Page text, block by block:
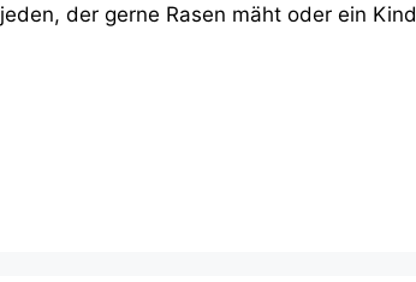
der gerne Rasen mäht oder ein Kind